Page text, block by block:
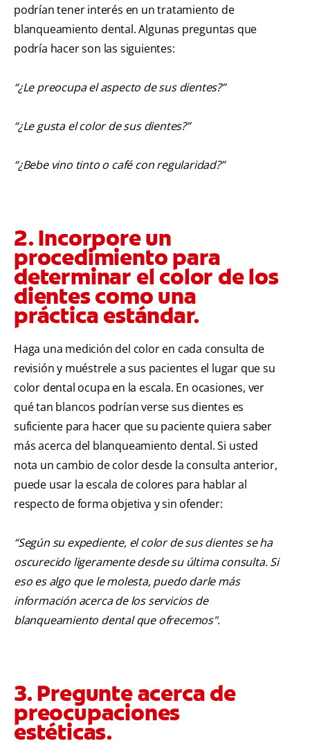
podrían tener interés en un tratamiento de
blanqueamiento dental. Algunas preguntas que
podría hacer son las siguientes:
“¿Le preocupa el aspecto de sus dientes?”
“¿Le gusta el color de sus dientes?”
“¿Bebe vino tinto o café con regularidad?”
2. Incorpore un
procedimiento para
determinar el color de los
dientes como una
práctica estándar.
Haga una medición del color en cada consulta de
revisión y muéstrele a sus pacientes el lugar que su
color dental ocupa en la escala. En ocasiones, ver
qué tan blancos podrían verse sus dientes es
suficiente para hacer que su paciente quiera saber
más acerca del blanqueamiento dental. Si usted
nota un cambio de color desde la consulta anterior,
puede usar la escala de colores para hablar al
respecto de forma objetiva y sin ofender:
“Según su expediente, el color de sus dientes se ha
oscurecido ligeramente desde su última consulta. Si
eso es algo que le molesta, puedo darle más
información acerca de los servicios de
blanqueamiento dental que ofrecemos".
3. Pregunte acerca de
preocupaciones
estéticas.